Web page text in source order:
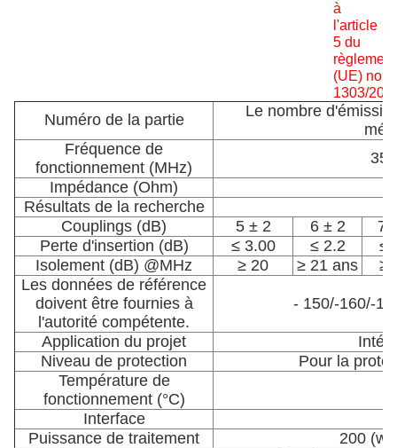
à
l'article
5 du
règlement
(UE) no
1303/
Numéro de la partie
Le nombre
Fréquence de
fonctionnement (MHz)
Impédance (Ohm)
Résultats de la recherche
Couplings (dB)
5 ± 2 6 ± 2
7
Perte d'insertion (dB)
≤ 3.00 ≤ 2.2
≤
Isolement (dB) @MHz
≥ 20 ≥ 21 ans
≥
Les données de référence
doivent être fournies à
l'autorité compétente.
- 150/-160/-
Application du projet
Niveau de protection
Pour la
Température de
fonctionnement (°C)
Interface
Puissance de traitement
200